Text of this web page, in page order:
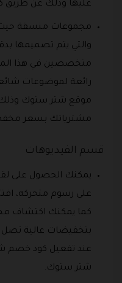
عليها وذلك عن
مجموعات منسقة
والتي يتم تصميمها
متخصصين في هذا
رائعة لموضوعات
موقع شتر ستوك
مشترياتك بسعر
قسم الفيديوهات
يمكنك الحصول على
على رسوم متحركه،
كما يمكنك اكتشاف
عند تفعيل كود خصم
شتر ستوك.